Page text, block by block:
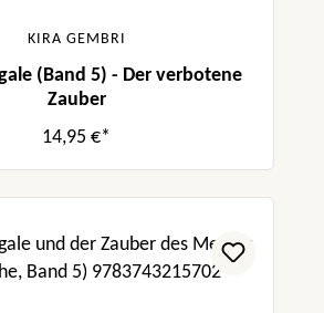
KIRA GEMBRI
(Band 5) - Der verbotene
Zauber
14,95 €*